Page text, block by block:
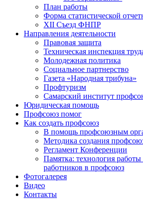
План работы
Форма статистической
XII Съезд ФНПР
Направления деятельности
Правовая защита
Техническая инспекция
Молодежная политика
Социальное партнерство
Газета «Народная трибуна»
Профтуризм
Самарский институт
Юридическая помощь
Профсоюз помог
Как создать профсоюз
В помощь профсоюзным
Методика создания
Регламент Конференции
Памятка: технология
работников в профсоюз
Фотогалерея
Видео
Контакты